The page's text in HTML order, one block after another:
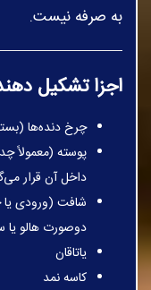
به صرفه نیست.
اجزا تشکیل
چرخ دنده‌ها
پوسته (معمولاً
داخل آن قرار
شافت (ورودی
دوصورت هالو
یاتاقان
کاسه نمد